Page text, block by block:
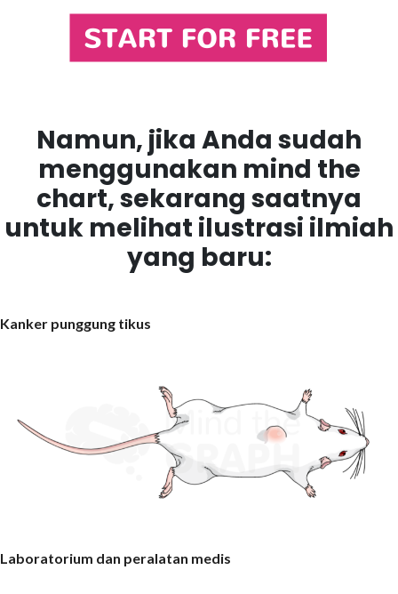
Namun, jika Anda sudah
menggunakan mind the
chart, sekarang saatnya
untuk melihat ilustrasi ilmiah
yang baru:
Kanker punggung tikus
Laboratorium dan peralatan medis